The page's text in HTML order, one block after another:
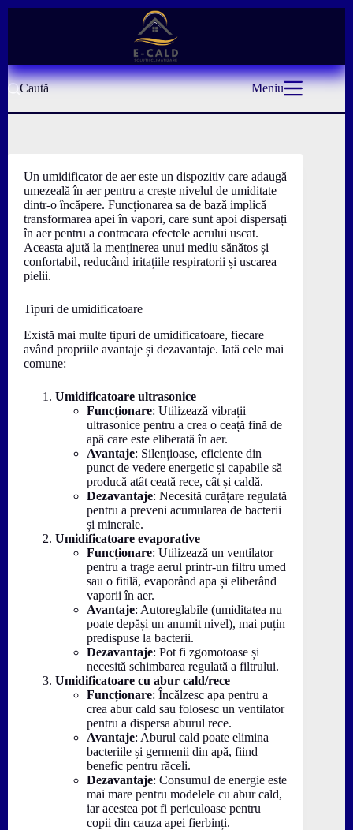
Caută Meniu
Un umidificator de aer este un dispozitiv care adaugă
umezeală în aer pentru a crește nivelul de umiditate
dintr-o încăpere. Funcționarea sa de bază implică
transformarea apei în vapori, care sunt apoi dispersați
în aer pentru a contracara efectele aerului uscat.
Aceasta ajută la menținerea unui mediu sănătos și
confortabil, reducând iritațiile respiratorii și uscarea
pielii.
Tipuri de umidificatoare
Există mai multe tipuri de umidificatoare, fiecare
având propriile avantaje și dezavantaje. Iată cele mai
comune:
Umidificatoare ultrasonice
Funcționare: Utilizează vibrații
ultrasonice pentru a crea o ceață fină de
apă care este eliberată în aer.
Avantaje: Silențioase, eficiente din
punct de vedere energetic și capabile să
producă atât ceată rece, cât și caldă.
Dezavantaje: Necesită curățare regulată
pentru a preveni acumularea de bacterii
și minerale.
Umidificatoare evaporative
Funcționare: Utilizează un ventilator
pentru a trage aerul printr-un filtru umed
sau o fitilă, evaporând apa și eliberând
vaporii în aer.
Avantaje: Autoreglabile (umiditatea nu
poate depăși un anumit nivel), mai puțin
predispuse la bacterii.
Dezavantaje: Pot fi zgomotoase și
necesită schimbarea regulată a filtrului.
Umidificatoare cu abur cald/rece
Funcționare: Încălzesc apa pentru a
crea abur cald sau folosesc un ventilator
pentru a dispersa aburul rece.
Avantaje: Aburul cald poate elimina
bacteriile și germenii din apă, fiind
benefic pentru răceli.
Dezavantaje: Consumul de energie este
mai mare pentru modelele cu abur cald,
iar acestea pot fi periculoase pentru
copii din cauza apei fierbinți.